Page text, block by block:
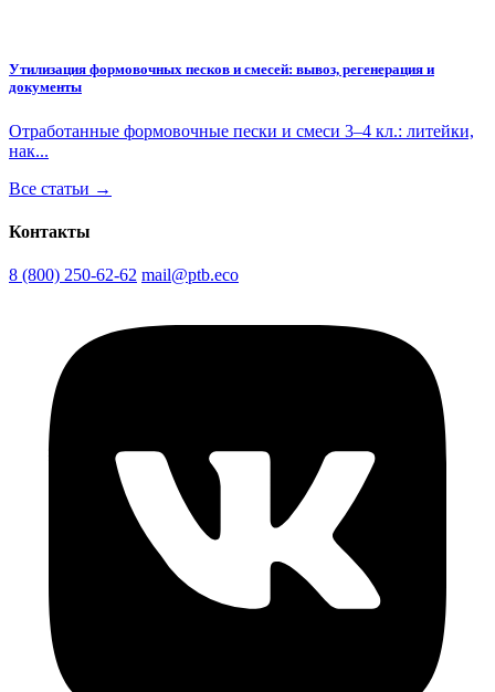
Утилизация формовочных песков и смесей: вывоз, регенерация и
документы
Отработанные формовочные пески и смеси 3–4 кл.: литейки,
нак...
Все статьи →
Контакты
8 (800) 250-62-62 mail@ptb.eco